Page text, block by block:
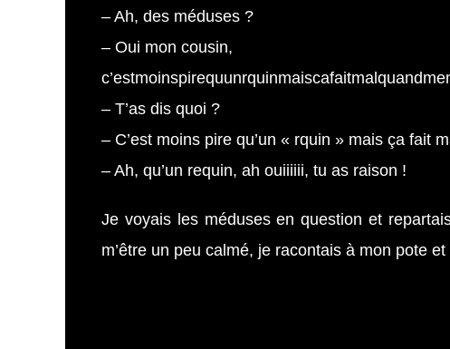
– Ah, des méduses ?
– Oui mon cousin,
– T’as dis quoi ?
– C’est moins pire qu’un « rquin » mais ça fait
– Ah, qu’un requin, ah ouiiiiii, tu as raison !
Je voyais les méduses en question et
m’être un peu calmé, je racontais à mon pote